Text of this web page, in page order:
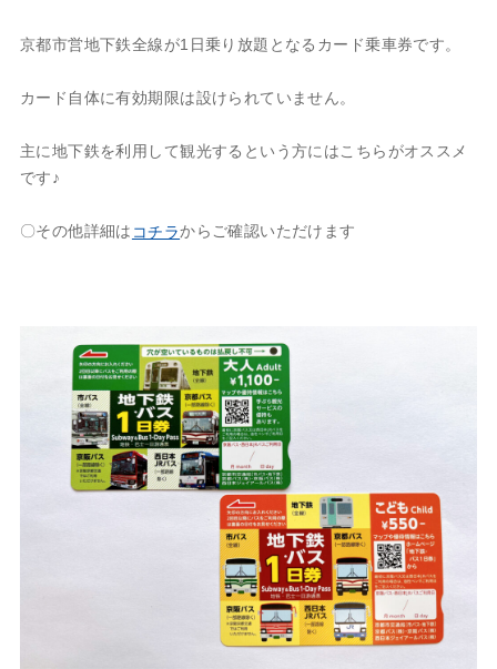
京都市営地下鉄全線が1日乗り放題となるカード乗車券です。
カード自体に有効期限は設けられていません。
主に地下鉄を利用して観光するという方にはこちらがオススメ
です♪
〇その他詳細は コチラからご確認いただけます